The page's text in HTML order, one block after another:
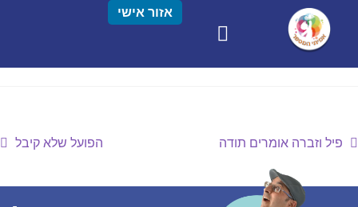
אזור אישי
פיל וזברה אומרים תודה הפועל שלא קיבל